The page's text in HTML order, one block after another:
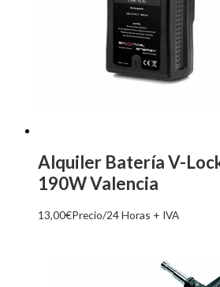
Alquiler Batería V-
190W Valencia
13,00€Precio/24 Horas + IVA